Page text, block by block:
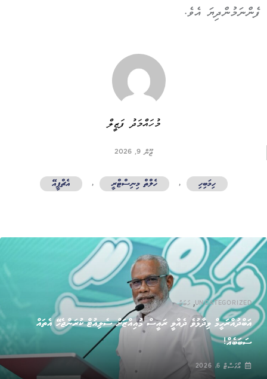
ފެންނަމުންދިޔަ އެވެ.
މުހައްމަދު ފަޒީލް
ޖޫން 9, 2026
ހިމަބިހި , ހެލްތް މިނިސްޓްރީ , އެޗްޕީއޭ
UNCATEGORIZED
,ޚަބަރު
އަބްދުއްރަހީމް ވިދާޅުވެ ދެއްވީ ރައީސް މުއިއްޒަށް ސެލިއުޓް ކުރަންޖެހޭ އެތައް
ސަބަބެއް!
އޯގަސްޓް 6, 2026